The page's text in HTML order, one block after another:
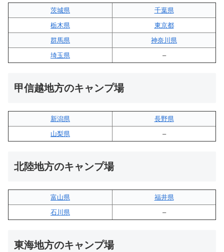
茨城県
千葉県
栃木県
東京都
群馬県
神奈川県
埼玉県
–
甲信越地方のキャンプ場
新潟県
長野県
山梨県
–
北陸地方のキャンプ場
富山県
福井県
石川県
–
東海地方のキャンプ場